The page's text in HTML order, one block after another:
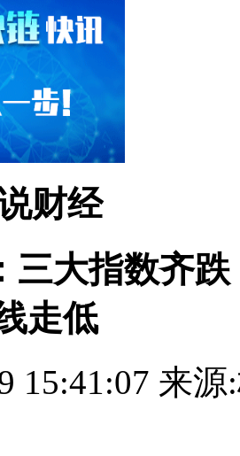
财经
三大指数齐
走低
15:41:07 来源